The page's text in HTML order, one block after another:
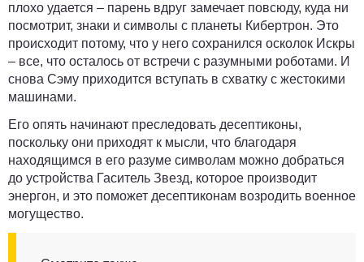
плохо удается – парень вдруг замечает повсюду, куда ни
посмотрит, знаки и символы с планеты Кибертрон. Это
происходит потому, что у него сохранился осколок Искры
– все, что осталось от встречи с разумными роботами. И
снова Сэму приходится вступать в схватку с жестокими
машинами.
Его опять начинают преследовать десептиконы,
поскольку они приходят к мысли, что благодаря
находящимся в его разуме символам можно добраться
до устройства Гаситель Звезд, которое производит
энергон, и это поможет десептиконам возродить военное
могущество.